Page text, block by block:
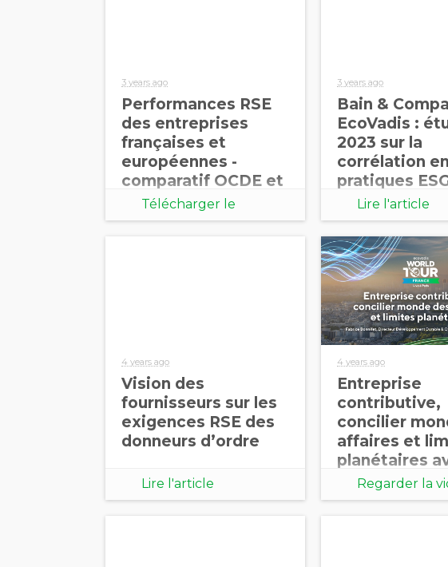
3 years ago
Performances RSE
des entreprises
françaises et
européennes -
comparatif OCDE et
BICS
Télécharger le
3 years ago
Bain &
EcoVadis :
2023 sur la
corrélation
pratiques
performance
financière
Lire l'article
4 years ago
Vision des
fournisseurs sur les
exigences RSE des
donneurs d’ordre
Lire l'article
4 years ago
Entreprise
contributive,
concilier
affaires et
planétaires
Fabrice
Regarder la